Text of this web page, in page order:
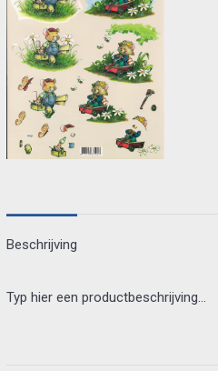
Beschrijving
Typ hier een productbeschrijving…